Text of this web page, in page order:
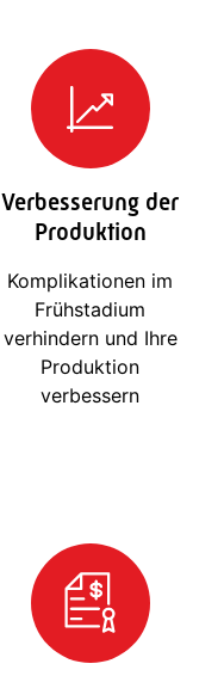
Verbesserung der
Produktion
Komplikationen im
Frühstadium
verhindern und Ihre
Produktion
verbessern